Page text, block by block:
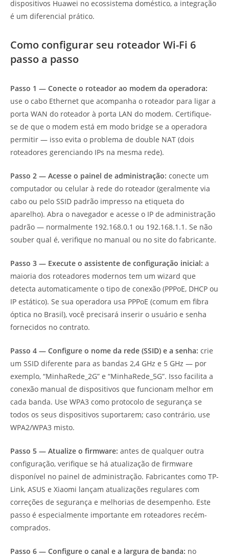
dispositivos Huawei no ecossistema doméstico, a integração
é um diferencial prático.
Como configurar seu roteador Wi-Fi 6
passo a passo
Passo 1 — Conecte o roteador ao modem da operadora:
use o cabo Ethernet que acompanha o roteador para ligar a
porta WAN do roteador à porta LAN do modem. Certifique-
se de que o modem está em modo bridge se a operadora
permitir — isso evita o problema de double NAT (dois
roteadores gerenciando IPs na mesma rede).
Passo 2 — Acesse o painel de administração: conecte um
computador ou celular à rede do roteador (geralmente via
cabo ou pelo SSID padrão impresso na etiqueta do
aparelho). Abra o navegador e acesse o IP de administração
padrão — normalmente 192.168.0.1 ou 192.168.1.1. Se não
souber qual é, verifique no manual ou no site do fabricante.
Passo 3 — Execute o assistente de configuração inicial: a
maioria dos roteadores modernos tem um wizard que
detecta automaticamente o tipo de conexão (PPPoE, DHCP ou
IP estático). Se sua operadora usa PPPoE (comum em fibra
óptica no Brasil), você precisará inserir o usuário e senha
fornecidos no contrato.
Passo 4 — Configure o nome da rede (SSID) e a senha: crie
um SSID diferente para as bandas 2,4 GHz e 5 GHz — por
exemplo, “MinhaRede_2G” e “MinhaRede_5G”. Isso facilita a
conexão manual de dispositivos que funcionam melhor em
cada banda. Use WPA3 como protocolo de segurança se
todos os seus dispositivos suportarem; caso contrário, use
WPA2/WPA3 misto.
Passo 5 — Atualize o firmware: antes de qualquer outra
configuração, verifique se há atualização de firmware
disponível no painel de administração. Fabricantes como TP-
Link, ASUS e Xiaomi lançam atualizações regulares com
correções de segurança e melhorias de desempenho. Este
passo é especialmente importante em roteadores recém-
comprados.
Passo 6 — Configure o canal e a largura de banda: no